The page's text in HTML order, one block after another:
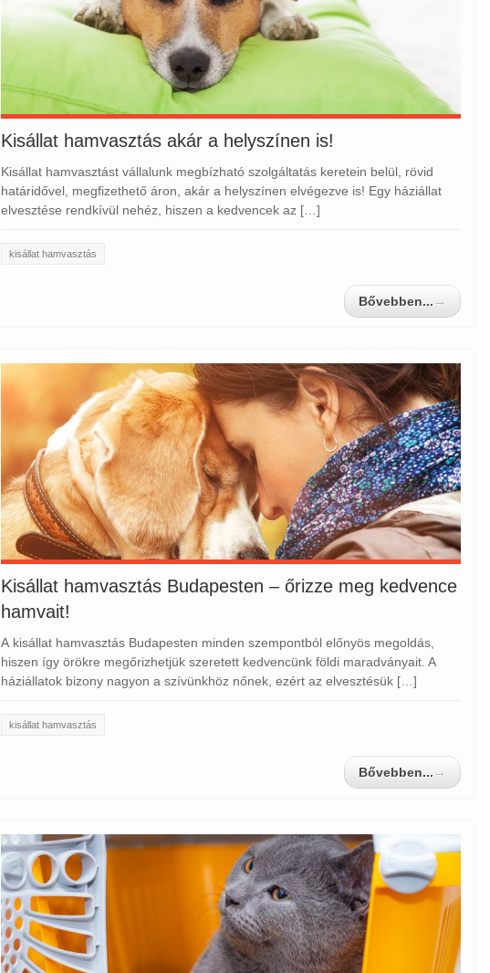
Kisállat hamvasztás akár a helyszínen is!
Kisállat hamvasztást vállalunk megbízható szolgáltatás keretein belül, rövid
határidővel, megfizethető áron, akár a helyszínen elvégezve is! Egy háziállat
elvesztése rendkívül nehéz, hiszen a kedvencek az […]
kisállat hamvasztás
Bővebben... →
Kisállat hamvasztás Budapesten – őrizze meg kedvence
hamvait!
A kisállat hamvasztás Budapesten minden szempontból előnyös megoldás,
hiszen így örökre megőrizhetjük szeretett kedvencünk földi maradványait. A
háziállatok bizony nagyon a szívünkhöz nőnek, ezért az elvesztésük […]
kisállat hamvasztás
Bővebben... →